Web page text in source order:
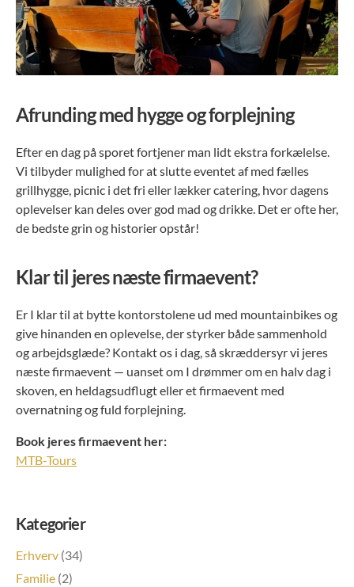
Afrunding med hygge og forplejning
Efter en dag på sporet fortjener man lidt ekstra forkælelse.
Vi tilbyder mulighed for at slutte eventet af med fælles
grillhygge, picnic i det fri eller lækker catering, hvor dagens
oplevelser kan deles over god mad og drikke. Det er ofte her,
de bedste grin og historier opstår!
Klar til jeres næste firmaevent?
Er I klar til at bytte kontorstolene ud med mountainbikes og
give hinanden en oplevelse, der styrker både sammenhold
og arbejdsglæde? Kontakt os i dag, så skræddersyr vi jeres
næste firmaevent — uanset om I drømmer om en halv dag i
skoven, en heldagsudflugt eller et firmaevent med
overnatning og fuld forplejning.
Book jeres firmaevent her:
MTB-Tours
Kategorier
Erhverv (34)
Familie (2)